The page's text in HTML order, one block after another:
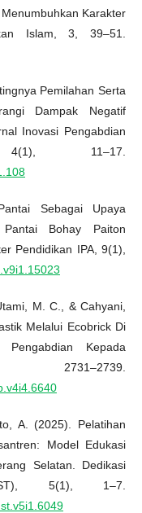
Karakter
Islam, 3, 39–51.
Pemilahan Serta
Dampak Negatif
Inovasi Pengabdian
4(1), 11–17.
Sebagai Upaya
Bohay Paiton
Pendidikan IPA, 9(1),
M. C., & Cahyani,
Melalui Ecobrick Di
Kepada
A. (2025). Pelatihan
Model Edukasi
Selatan. Dedikasi
5(1), 1–7.